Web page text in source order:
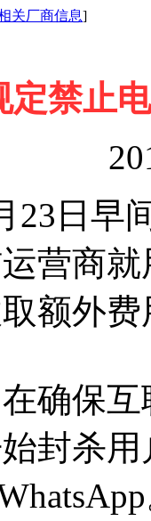
关厂商信息]
定禁止
日早间
营商
额外费
保互
封杀